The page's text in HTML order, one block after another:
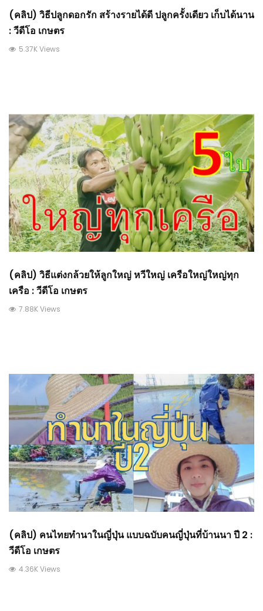
(คลิป) วิธีปลูกดอกรัก สร้างรายได้ดี ปลูกครั้งเดียว เก็บได้นาน
: วีดีโอ เกษตร
5.37K Views
(คลิป) วิธีแต่งกล้วยให้ลูกใหญ่ หวีใหญ่ เครือใหญ่ใหญ่ทุก
เครือ : วีดีโอ เกษตร
7.88K Views
(คลิป) คนไทยทำนาในญี่ปุ่น แบบฉบับคนญี่ปุ่นที่บ้านนา ปี 2 :
วีดีโอ เกษตร
4.36K Views